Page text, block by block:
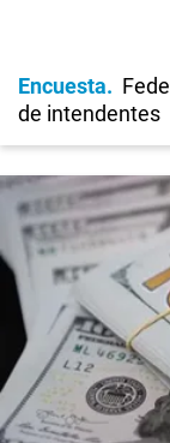
Encuesta
de intendentes